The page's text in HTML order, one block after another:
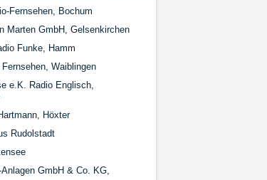
Fernsehen, Bochum
Marten GmbH, Gelsenkirchen
Funke, Hamm
Waiblingen
e.K. Radio Englisch,
Höxter
Rudolstadt
GmbH & Co. KG,